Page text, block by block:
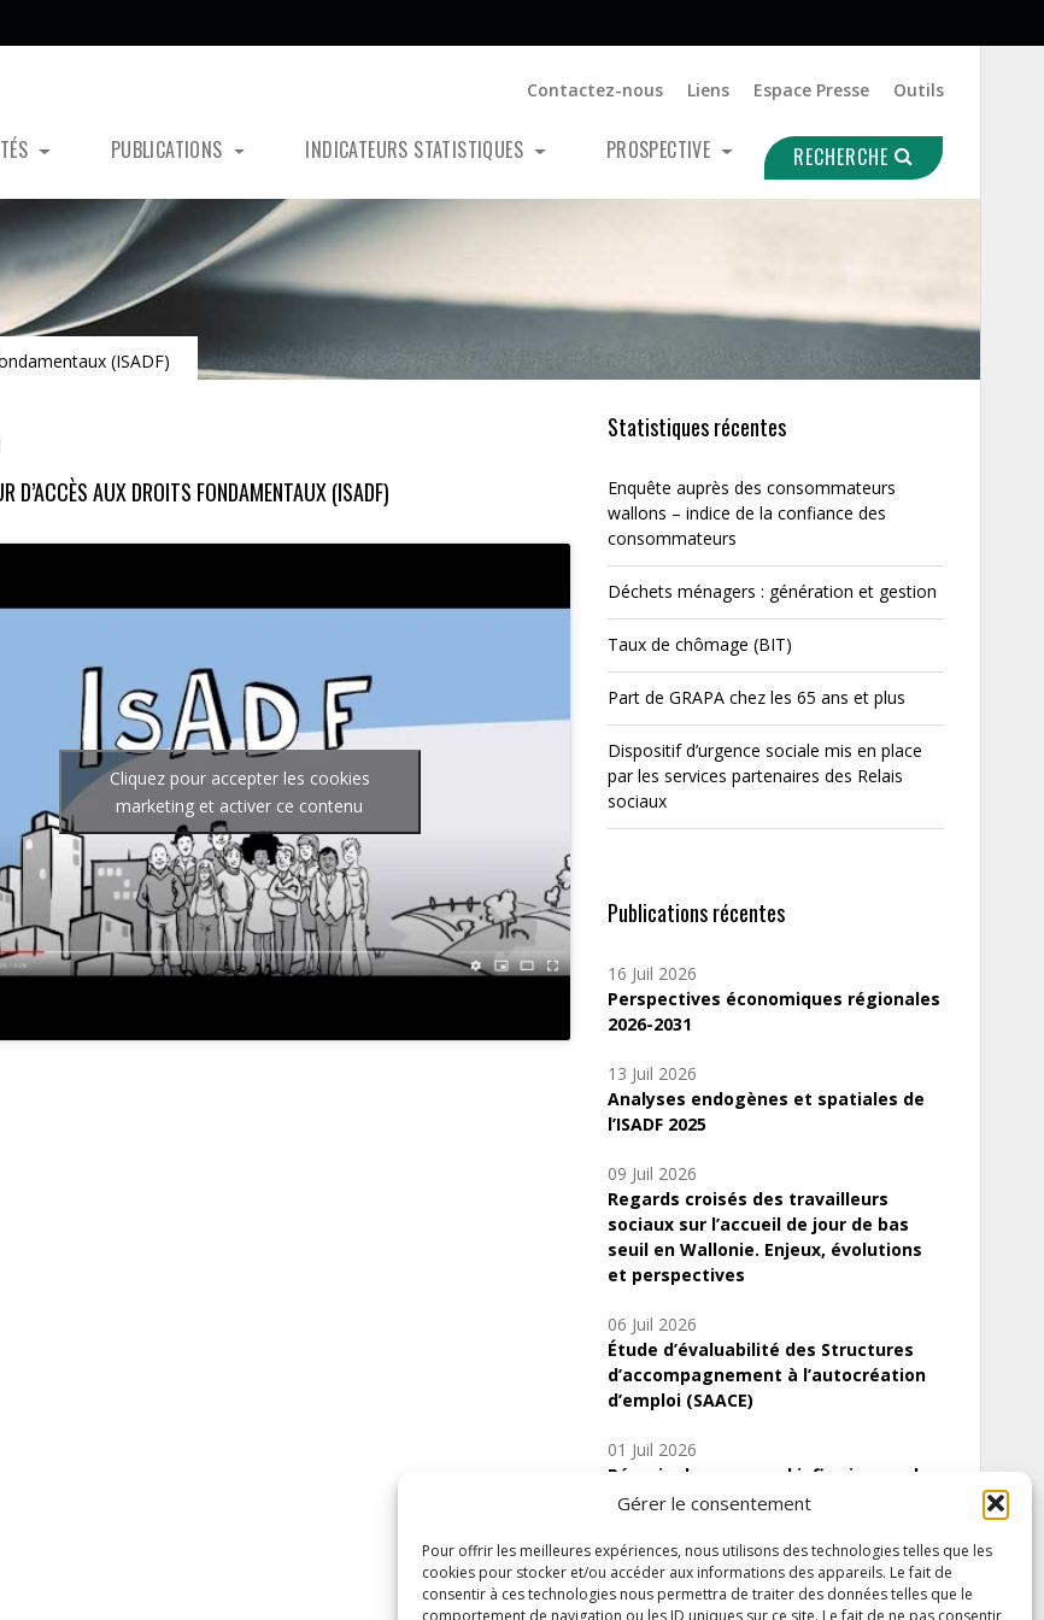
Gérer le consentement
Pour offrir les meilleures expériences, nous utilisons des technologies telles que les
cookies pour stocker et/ou accéder aux informations des appareils. Le fait de
consentir à ces technologies nous permettra de traiter des données telles que le
comportement de navigation ou les ID uniques sur ce site. Le fait de ne pas consentir
Contactez-nous Liens Espace Presse Outils
PUBLICATIONS INDICATEURS STATISTIQUES PROSPECTIVE RECHERCHE
(ISADF)
D’ACCÈS AUX DROITS FONDAMENTAUX (ISADF)
Cliquez pour accepter les cookies
marketing et activer ce contenu
Statistiques récentes
Enquête auprès des consommateurs
wallons – indice de la confiance des
consommateurs
Déchets ménagers : génération et gestion
Taux de chômage (BIT)
Part de GRAPA chez les 65 ans et plus
Dispositif d’urgence sociale mis en place
par les services partenaires des Relais
sociaux
Publications récentes
16 Juil 2026
Perspectives économiques régionales
2026-2031
13 Juil 2026
Analyses endogènes et spatiales de
l’ISADF 2025
09 Juil 2026
Regards croisés des travailleurs
sociaux sur l’accueil de jour de bas
seuil en Wallonie. Enjeux, évolutions
et perspectives
06 Juil 2026
Étude d’évaluabilité des Structures
d’accompagnement à l’autocréation
d’emploi (SAACE)
01 Juil 2026
Pénurie du personnel infirmier :quels
indicateurs d’offre de soins pour